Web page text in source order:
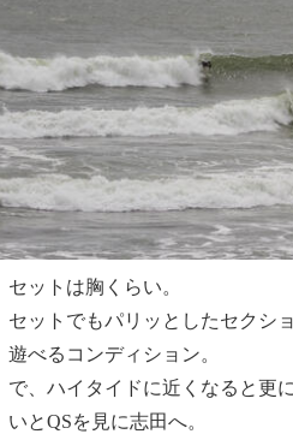
セットは胸くらい。
セットでもパリッとしたセクシ
遊べるコンディション。
で、ハイタイドに近くなると更
いとQSを見に志田へ。